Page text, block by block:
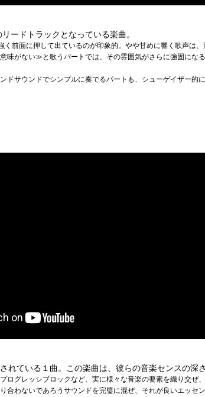
ードトラックとなっている楽曲。
前面に押して出ているのが印象的。やや甘めに響く歌声は
がない≫と歌うパートでは、その雰囲気がさらに強固にな
ドサウンドでシンプルに奏でるパートも、シューゲイザー的
れている１曲。この楽曲は、彼らの音楽センスの深
ログレッシブロックなど、実に様々な音楽の要素を織り交ぜ
合わないであろうサウンドを完璧に混ぜ、それが良いエッセ